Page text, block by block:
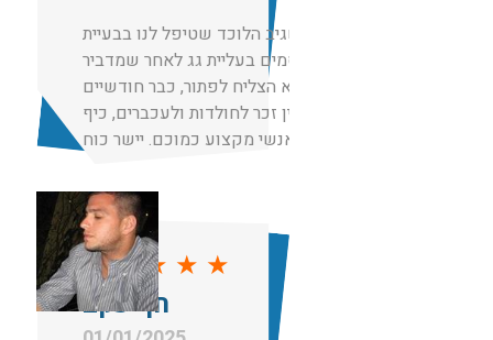
תודה לשגיב הלוכד שטיפל לנו בבעיית
מכרסמים בעליית גג לאחר שמדביר
אחר לא הצליח לפתור, כבר חודשיים
אחרי אין זכר לחולדות ולעכברים, כיף
שיש אנשי מקצוע כמוכם. יישר כוח
★★★ ★ ★
חן יעקב